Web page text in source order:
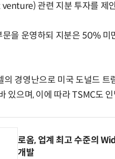
관련 지분 투자를 제
을 운영하되 지분은 50%
의 경영난으로 미국 도널드
있으며, 이에 따라 TSMC도
로옴, 업계 최고 수준의
개발